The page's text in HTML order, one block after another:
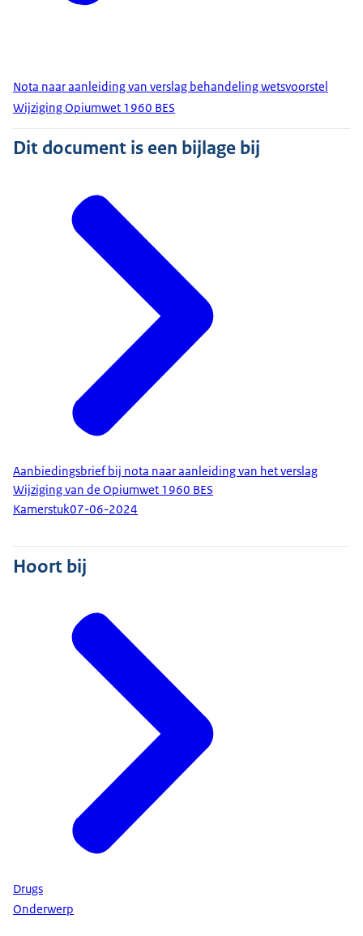
Nota naar aanleiding van verslag behandeling wetsvoorstel
Wijziging Opiumwet 1960 BES
Dit document is een bijlage bij
Aanbiedingsbrief bij nota naar aanleiding van het verslag
Wijziging van de Opiumwet 1960 BES
Kamerstuk07-06-2024
Hoort bij
Drugs
Onderwerp